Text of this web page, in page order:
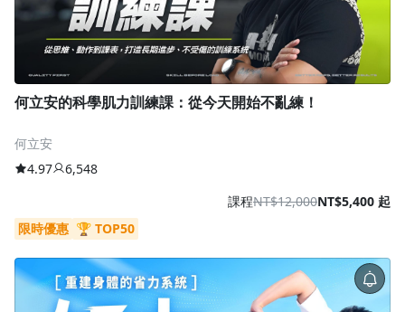
何立安的科學肌力訓練課：從今天開始不亂練！
何立安
4.97
6,548
課程NT$12,000NT$5,400 起
限時優惠 🏆 TOP50